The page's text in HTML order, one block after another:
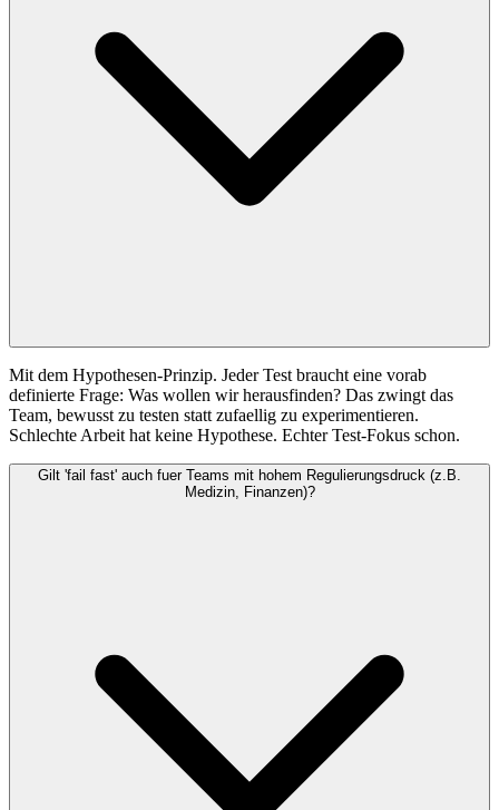
Mit dem Hypothesen-Prinzip. Jeder Test braucht eine vorab
definierte Frage: Was wollen wir herausfinden? Das zwingt das
Team, bewusst zu testen statt zufaellig zu experimentieren.
Schlechte Arbeit hat keine Hypothese. Echter Test-Fokus schon.
Gilt 'fail fast' auch fuer Teams mit hohem Regulierungsdruck (z.B.
Medizin, Finanzen)?